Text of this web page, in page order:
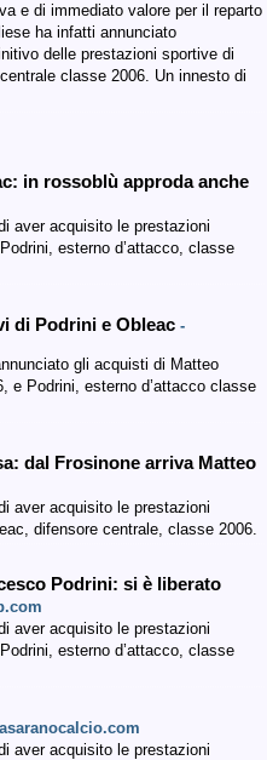
e di immediato valore per il reparto
ha infatti annunciato
delle prestazioni sportive di
classe 2006. Un innesto di
in rossoblù approda anche
aver acquisito le prestazioni
esterno d’attacco, classe
di Podrini e Obleac -
gli acquisti di Matteo
e Podrini, esterno d’attacco classe
dal Frosinone arriva Matteo
aver acquisito le prestazioni
difensore centrale, classe 2006.
Podrini: si è liberato
aver acquisito le prestazioni
esterno d’attacco, classe
aver acquisito le prestazioni